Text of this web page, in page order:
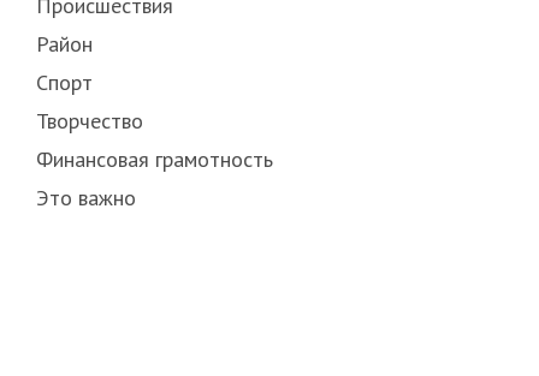
Происшествия
Район
Спорт
Творчество
Финансовая грамотность
Это важно